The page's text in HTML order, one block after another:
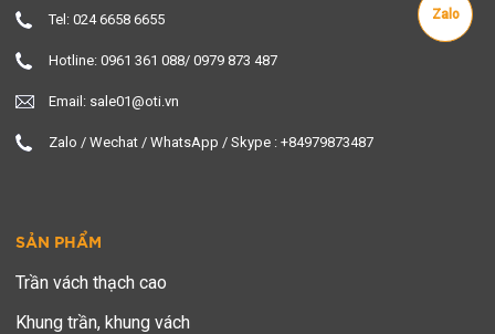
Zalo
Tel: 024 6658 6655
Hotline: 0961 361 088/ 0979 873 487
Email: sale01@oti.vn
Zalo / Wechat / WhatsApp / Skype : +84979873487
SẢN PHẨM
Trần vách thạch cao
Khung trần, khung vách